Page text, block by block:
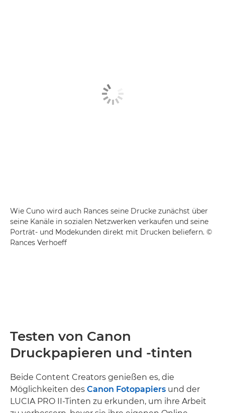
Wie Cuno wird auch Rances seine Drucke zunächst über
seine Kanäle in sozialen Netzwerken verkaufen und seine
Porträt- und Modekunden direkt mit Drucken beliefern. ©
Rances Verhoeff
Testen von Canon
Druckpapieren und -tinten
Beide Content Creators genießen es, die
Möglichkeiten des Canon Fotopapiers und der
LUCIA PRO II-Tinten zu erkunden, um ihre Arbeit